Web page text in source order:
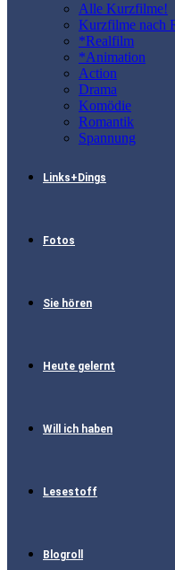
Alle Kurzfilme!
Kurzfilme nach
*Realfilm
*Animation
Action
Drama
Komödie
Romantik
Spannung
Links+Dings
Fotos
Sie hören
Heute gelernt
Will ich haben
Lesestoff
Blogroll